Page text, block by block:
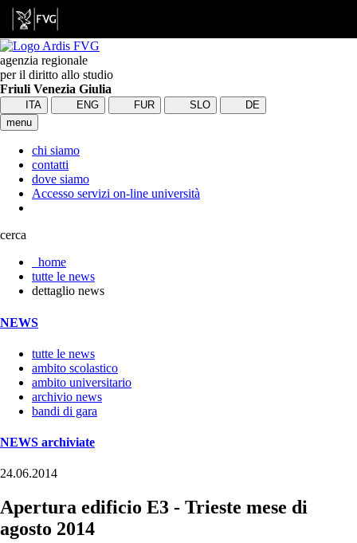
agenzia regionale
per il diritto allo studio
Friuli Venezia Giulia
ITA ENG FUR SLO
DE
menu
chi siamo
contatti
dove siamo
Accesso servizi on-line università
cerca
home
tutte le news
dettaglio news
NEWS
tutte le news
ambito scolastico
ambito universitario
archivio news
bandi di gara
NEWS archiviate
24.06.2014
Apertura edificio E3 - Trieste mese di
agosto 2014